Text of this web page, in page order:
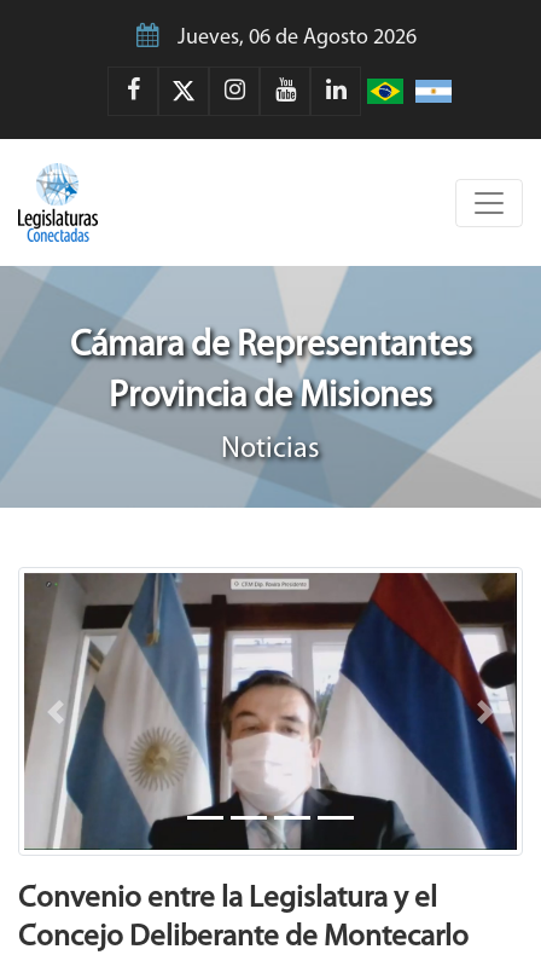
Jueves, 06 de Agosto 2026
Cámara de Representantes
Provincia de Misiones
Noticias
Previous Next
Convenio entre la Legislatura y el
Concejo Deliberante de Montecarlo